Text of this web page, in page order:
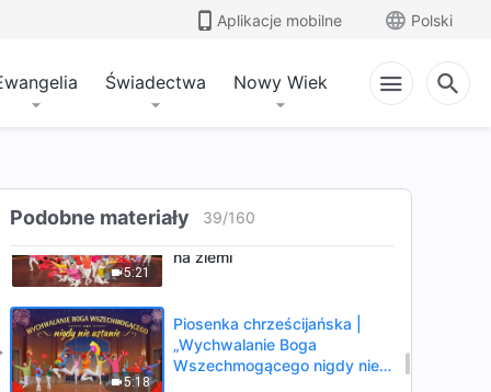
Aplikacje mobilne Polski
Świadectwa Nowy Wiek
Podobne materiały 39/160
„Podążając za Bogiem
chrześcijański)
Piosenka chrześcijańska |
5:21
Piosenka chrześcijańska |
na ziemi”
5:18
Piosenka chrześcijańska |
„Wychwalanie Boga
Wszechmogącego nigdy nie